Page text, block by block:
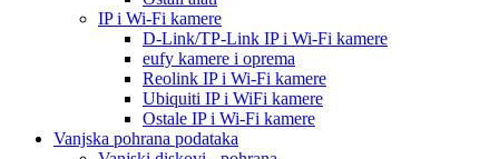
IP i Wi-Fi kamere
D-Link/TP-Link IP i Wi-Fi kamere
eufy kamere i oprema
Reolink IP i Wi-Fi kamere
Ubiquiti IP i WiFi kamere
Ostale IP i Wi-Fi kamere
Vanjska pohrana podataka